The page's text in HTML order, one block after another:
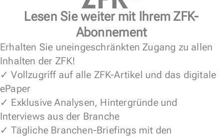
Lesen Sie weiter mit Ihrem ZFK-
Abonnement
Erhalten Sie uneingeschränkten Zugang zu allen
Inhalten der ZFK!
✓ Vollzugriff auf alle ZFK-Artikel und das digitale
ePaper
✓ Exklusive Analysen, Hintergründe und
Interviews aus der Branche
✓ Tägliche Branchen-Briefings mit den